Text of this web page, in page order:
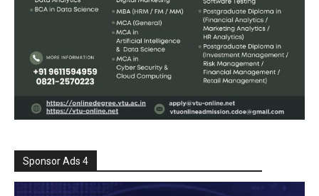
Sponsor Ads 4